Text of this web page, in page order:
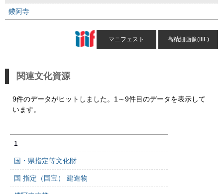
鑁阿寺
マニフェスト 高精細画像(IIIF)
関連文化資源
9件のデータがヒットしました。1～9件目のデータを表示して
います。
1
国・県指定等文化財
国 指定（国宝） 建造物